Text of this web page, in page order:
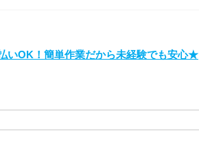
いOK！簡単作業だから未経験でも安心★